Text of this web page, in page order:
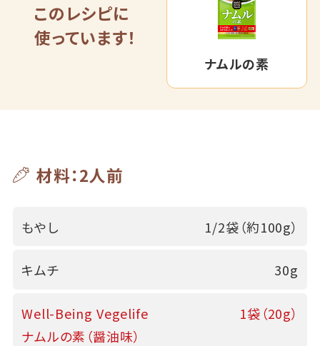
このレシピに
使っています！
ナムルの素
材料：2人前
もやし 1/2袋（約100g）
キムチ 30g
Well-Being Vegelife
ナムルの素（醤油味）
1袋（20g）